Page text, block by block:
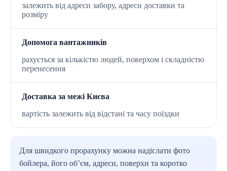
залежить від адреси забору, адреси доставки та
розміру
Допомога вантажників
рахується за кількістю людей, поверхом і складністю
перенесення
Доставка за межі Києва
вартість залежить від відстані та часу поїздки
Для швидкого прорахунку можна надіслати фото
бойлера, його об’єм, адреси, поверхи та коротко